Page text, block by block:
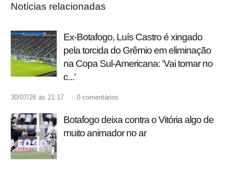
Notícias relacionadas
Ex-Botafogo, Luís Castro é xingado
pela torcida do Grêmio em eliminação
na Copa Sul-Americana: 'Vai tomar no
c...'
30/07/26 às 21:17 0 comentários
Botafogo deixa contra o Vitória algo de
muito animador no ar